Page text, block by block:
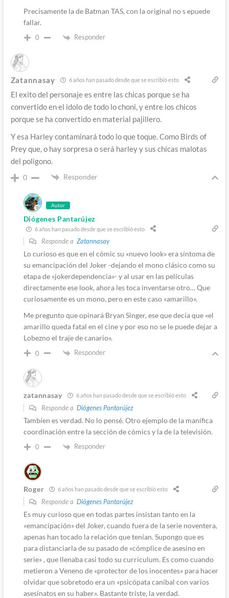
Precisamente la de Batman TAS, con la original no s epuede
fallar.
0 Responder
Zatannasay 6 años han pasado desde que se escribió esto
El exito del personaje es entre las chicas porque se ha
convertido en el idolo de todo lo choni, y entre los chicos
porque se ha convertido en material pajillero.
Y esa Harley contaminará todo lo que toque. Como Birds of
Prey que, o hay sorpresa o será harley y sus chicas malotas
del poligono.
0 Responder
Autor
Diógenes Pantarújez
6 años han pasado desde que se escribió esto
Responde a Zatannasay
Lo curioso es que en el cómic su «nuevo look» era síntoma de
su emancipación del Joker -dejando el mono clásico como su
etapa de «jokerdependencia»- y al usar en las películas
directamente ese look, ahora les toca inventarse otro… Que
curiosamente es un mono, pero en este caso «amarillo».
Me pregunto que opinará Bryan Singer, ese que decía que «el
amarillo queda fatal en el cine y por eso no se le puede dejar a
Lobezno el traje de canario».
0 Responder
zatannasay 6 años han pasado desde que se escribió esto
Responde a Diógenes Pantarújez
Tambíen es verdad. No lo pensé. Otro ejemplo de la manífica
coordinación entre la sección de cómics y la de la televisión.
0 Responder
Roger 6 años han pasado desde que se escribió esto
Responde a Diógenes Pantarújez
Es muy curioso que en todas partes insistan tanto en la
«emancipación» del Joker, cuando fuera de la serie noventera,
apenas han tocado la relación que tenían. Supongo que es
para distanciarla de su pasado de «cómplice de asesino en
serie» , que llenaba casi todo su currículum. Es como cuando
metieron a Veneno de «protector de los inocentes» para hacer
olvidar que sobretodo era un «psicópata caníbal con varios
asesinatos en su haber». Bastante triste, la verdad.